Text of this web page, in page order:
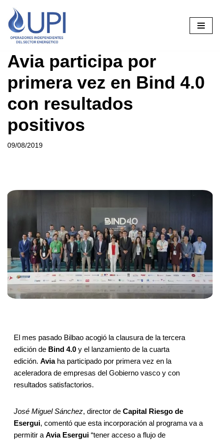
Saltar
al
Avia participa por
primera vez en Bind 4.0
con resultados
positivos
09/08/2019
El mes pasado Bilbao acogió la clausura de la tercera
edición de Bind 4.0y el lanzamiento de la cuarta
edición. Aviaha participado por primera vez en la
aceleradora de empresas del Gobierno vasco y con
resultados satisfactorios.
José Miguel Sánchez, director de Capital Riesgo de
Esergui, comentó que esta incorporación al programa va a
permitir aAvia Esergui“tener acceso a flujo de